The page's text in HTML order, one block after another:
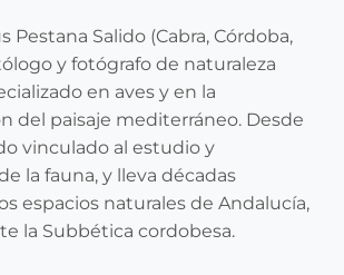
Pestana Salido (Cabra, Córdoba,
y fotógrafo de naturaleza
en aves y en la
del paisaje mediterráneo. Desde
vinculado al estudio y
la fauna, y lleva décadas
espacios naturales de Andalucía,
la Subbética cordobesa.